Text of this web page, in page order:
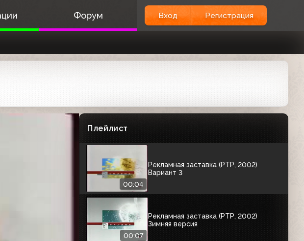
Форум Вход Регистрация
Плейлист
РЕКЛАМНЫЕ ЗАСТАВКИ
Рекламная заставка (РТР, 2001)
00:07
Рекламная заставка (РТР, 2002)
00:04
Рекламная заставка (РТР, 2002)
Вариант 3
00:07
Рекламная заставка (РТР, 2002)
Зимняя версия